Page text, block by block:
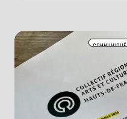
COMMUNIQUÉ